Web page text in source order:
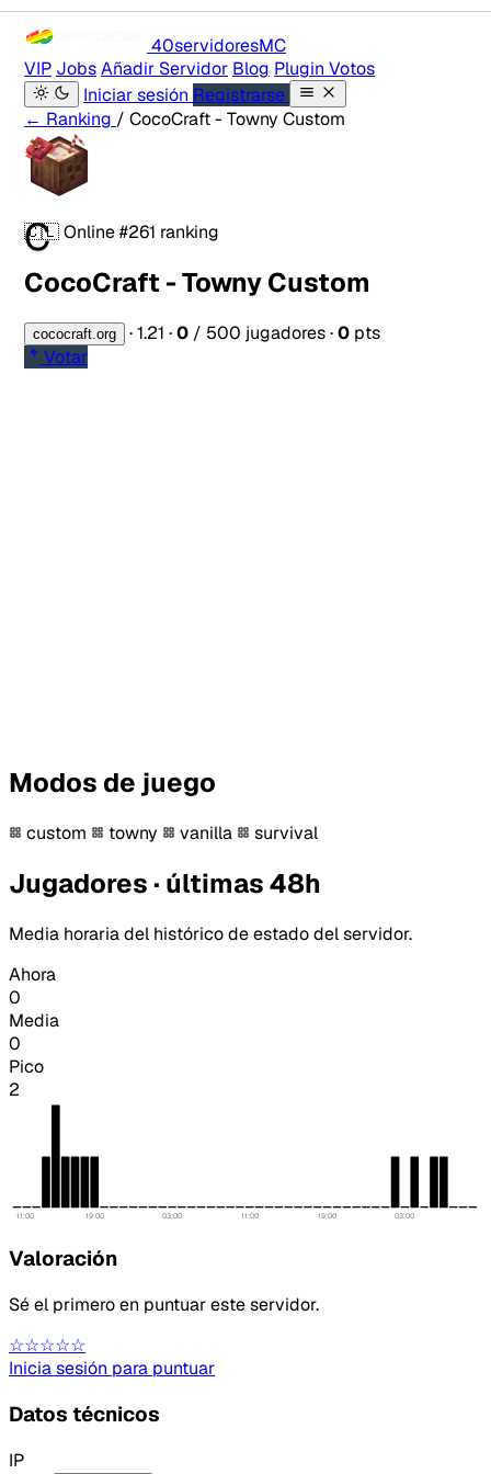
40servidoresMC
VIP JobsAñadir Servidor Blog Plugin Votos
Iniciar sesión Registrarse
← Ranking / CocoCraft - Towny Custom
C
🇨🇱Online#261 ranking
CocoCraft - Towny Custom
cococraft.org ·1.21 ·0 / 500 jugadores·0 pts
Votar
Modos de juego
custom towny vanilla survival
Jugadores · últimas 48h
Media horaria del histórico de estado del servidor.
Ahora
0
Media
0
Pico
2
11:00 19:00 03:00 11:00 19:00 03:00
Valoración
Sé el primero en puntuar este servidor.
☆☆☆☆☆
Inicia sesión para puntuar
Datos técnicos
IP